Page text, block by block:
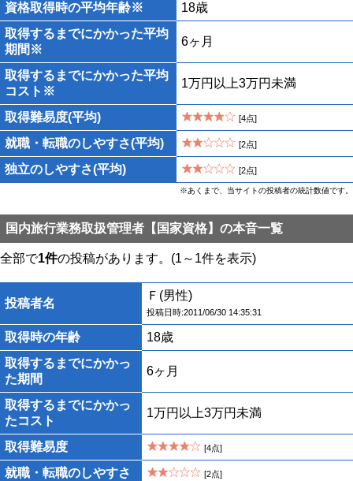
資格取得時の平均年齢※
18歳
取得するまでにかかった平均
期間※
6ヶ月
取得するまでにかかった平均
コスト※
1万円以上3万円未満
取得難易度(平均) [4点]
就職・転職のしやすさ(平均) [2点]
独立のしやすさ(平均) [2点]
※あくまで、当サイトの投稿者の統計数値です。
国内旅行業務取扱管理者【国家資格】の本音一覧
全部で1件の投稿があります。(1～1件を表示)
投稿者名
Ｆ(男性)
投稿日時:2011/06/30 14:35:31
取得時の年齢
18歳
取得するまでにかかっ
た期間
6ヶ月
取得するまでにかかっ
たコスト
1万円以上3万円未満
取得難易度 [4点]
就職・転職のしやすさ [2点]